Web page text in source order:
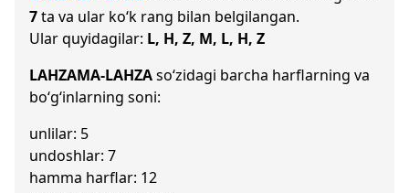
7ta va ular ko‘k rang bilan belgilangan.
Ular quyidagilar: L, H, Z, M, L, H, Z
LAHZAMA-LAHZAso‘zidagi barcha harflarning va
bo‘g‘inlarning soni:
unlilar: 5
undoshlar: 7
hamma harflar: 12